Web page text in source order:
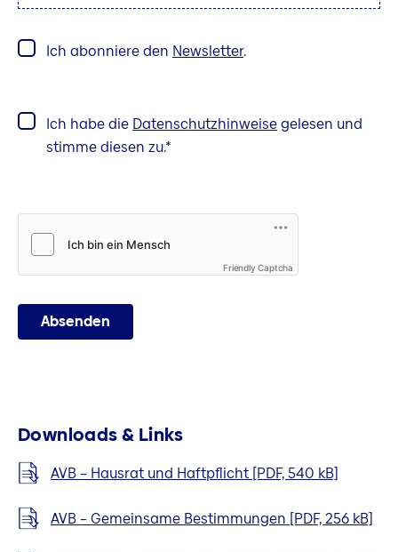
Ich abonniere den Newsletter.
Ich habe die Datenschutzhinweisegelesen und
stimme diesen zu.
Friendly Captcha
Absenden
Downloads & Links
AVB – Hausrat und Haftpflicht [PDF, 540 kB]
AVB – Gemeinsame Bestimmungen [PDF, 256 kB]